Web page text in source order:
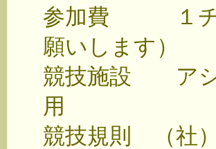
参加費 １チー
願いします）
競技施設 アシ
用
競技規則 （社